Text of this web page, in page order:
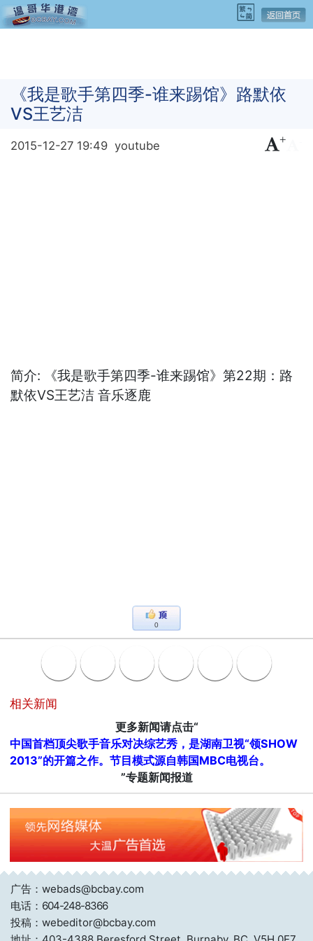
《我是歌手第四季-谁来踢馆》路默依
VS王艺洁
2015-12-27 19:49 youtube +
简介: 《我是歌手第四季-谁来踢馆》第22期：路
默依VS王艺洁 音乐逐鹿
0
相关新闻
更多新闻请点击“
中国首档顶尖歌手音乐对决综艺秀，是湖南卫视“领SHOW
2013”的开篇之作。节目模式源自韩国MBC电视台。
”专题新闻报道
广告：webads@bcbay.com
电话： 604-248-8366
投稿：webeditor@bcbay.com